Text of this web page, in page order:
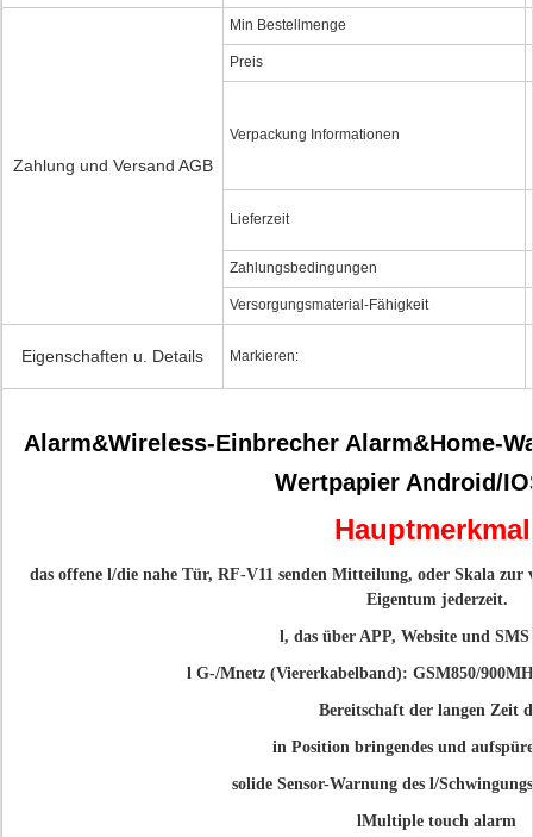
Zahlung und Versand AGB
Min Bestellmenge
Preis
Verpackung Informationen
Lieferzeit
Zahlungsbedingungen
Versorgungsmaterial-Fähigkeit
Eigenschaften u. Details Markieren:
Alarm&Wireless-Einbrecher Alarm&Home-
Wertpapier Android/
das offene l/die nahe Tür, RF-V11 senden Mitteilung, oder Skala
Eigentum jederzeit.
l, das über APP, Website und
l G-/Mnetz (Viererkabelband): GSM850/
Bereitschaft der langen Zeit
in Position bringendes und
solide Sensor-Warnung des l/
lMultiple touch alarm